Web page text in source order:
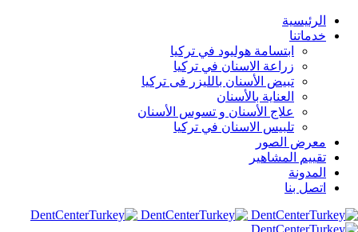
الرئيسية
خدماتنا
ابتسامة هوليود في تركيا
زراعة الاسنان في تركيا
تبيض الأسنان بالليزر فى تركيا
العناية بالأسنان
علاج الأسنان و تسوس الأسنان
تلبيس الاسنان في تركيا
معرض الصور
تقييم المشاهير
المدونة
اتصل بنا